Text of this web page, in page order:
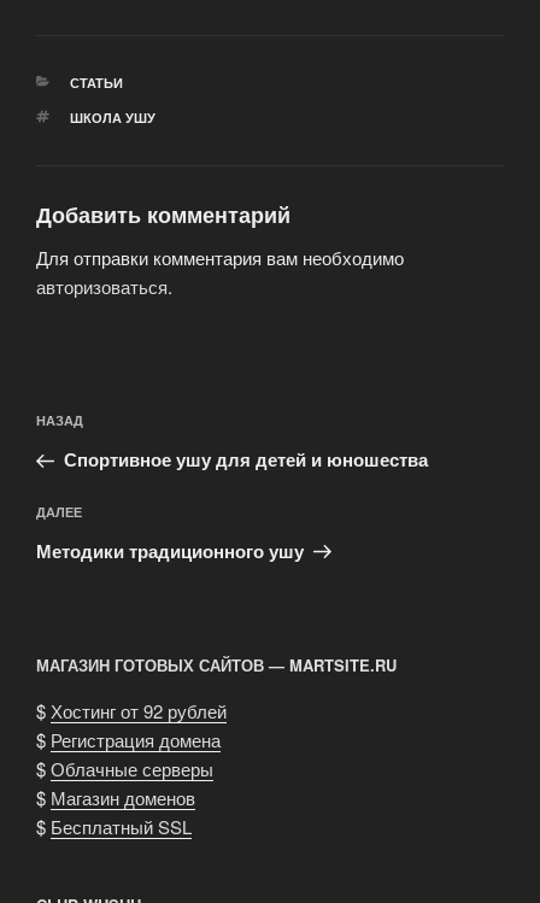
РУБРИКИ
СТАТЬИ
МЕТКИ
ШКОЛА УШУ
Добавить комментарий
Для отправки комментария вам необходимо
авторизоваться.
по
записям
Предыдущая
запись:
НАЗАД
Спортивное ушу для детей и юношества
Следующая
запись
ДАЛЕЕ
Методики традиционного ушу
МАГАЗИН ГОТОВЫХ САЙТОВ — MARTSITE.RU
$Хостинг от 92 рублей
$ Регистрация домена
$Облачные серверы
$ Магазин доменов
$ Бесплатный SSL